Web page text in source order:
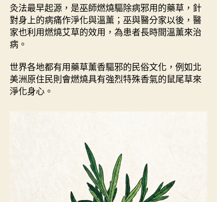
灸法最早起源，是巫師燃燒驅除病邪用的藥草，針
對身上的病痛作淨化與溫薰；巫與醫分家以後，醫
家也利用燃燒艾草的效用，為患者長時間溫薰來治
病。
世界各地都有用藥草薰香驅邪的民俗文化，例如北
美洲原住民則會燃燒具有強烈特殊香氣的鼠尾草來
淨化身心。